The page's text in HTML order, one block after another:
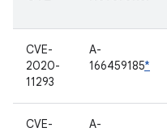
CVE-
2020-
11293
A-
166459185*
CVE-
A-